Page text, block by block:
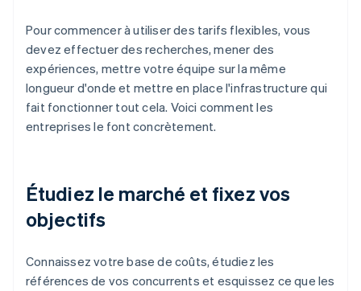
Pour commencer à utiliser des tarifs flexibles, vous
devez effectuer des recherches, mener des
expériences, mettre votre équipe sur la même
longueur d'onde et mettre en place l'infrastructure qui
fait fonctionner tout cela. Voici comment les
entreprises le font concrètement.
Étudiez le marché et fixez vos
objectifs
Connaissez votre base de coûts, étudiez les
références de vos concurrents et esquissez ce que les